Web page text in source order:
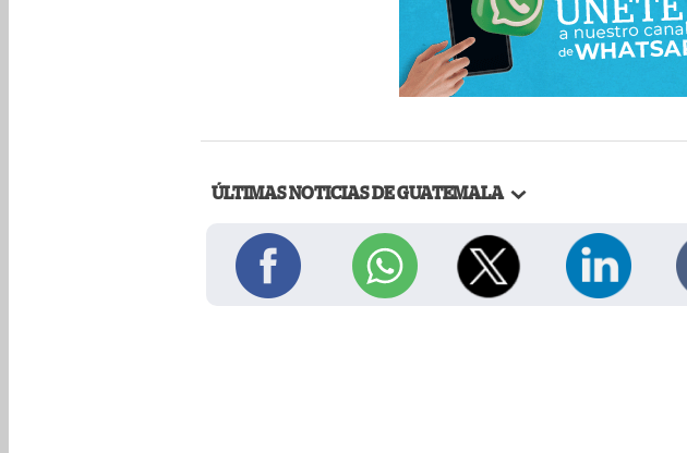
ÚLTIMAS NOTICIAS DE GUATEMALA